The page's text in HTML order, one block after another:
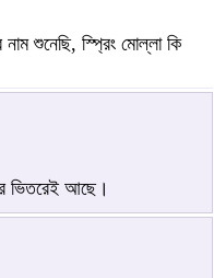
শুনেছি, স্প্রিং মোল্লা কি
ভিতরেই আছে।